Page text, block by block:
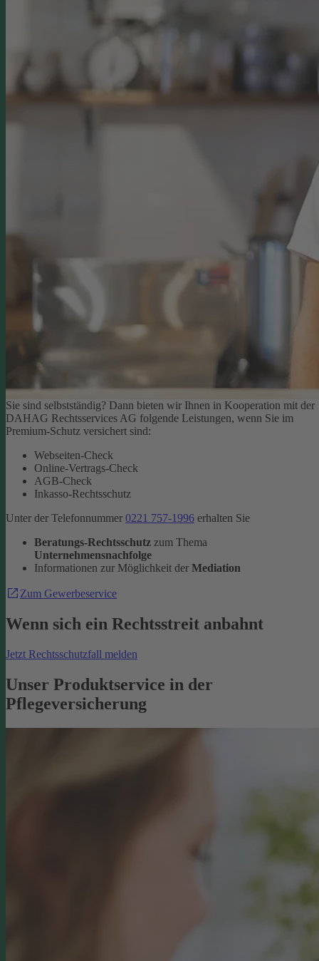
Sie sind selbstständig? Dann bieten wir Ihnen in Kooperation mit der
DAHAG Rechtsservices AG folgende Leistungen, wenn Sie im
Premium-Schutz versichert sind:
Webseiten-Check
Online-Vertrags-Check
AGB-Check
Inkasso-Rechtsschutz
Unter der Telefonnummer 0221 757-1996 erhalten Sie
Beratungs-Rechtsschutz zum Thema
Unternehmensnachfolge
Informationen zur Möglichkeit der Mediation
Zum Gewerbeservice
Wenn sich ein Rechtsstreit anbahnt
Jetzt Rechtsschutzfall melden
Unser Produktservice in der
Pflegeversicherung